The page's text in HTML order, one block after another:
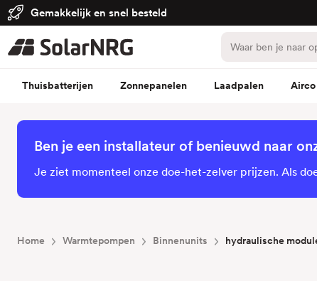
Gemakkelijk en snel besteld
Thuisbatterijen Zonnepanelen Laadpalen Airco
Ben je een installateur of benieuwd naar
Je ziet momenteel onze doe-het-zelver prijzen. Als
Home Warmtepompen Binnenunits hydraulische